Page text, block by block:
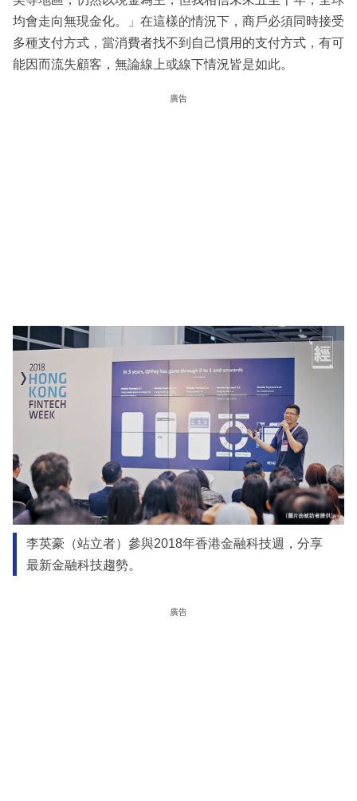
均會走向無現金化。」在這樣的情況下，商戶必須同時接受
多種支付方式，當消費者找不到自己慣用的支付方式，有可
能因而流失顧客，無論線上或線下情況皆是如此。
廣告
李英豪（站立者）參與2018年香港金融科技週，分享
最新金融科技趨勢。
廣告